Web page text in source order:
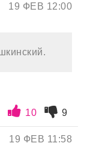
19 ФЕВ 12:00
10 9
19 ФЕВ 11:58